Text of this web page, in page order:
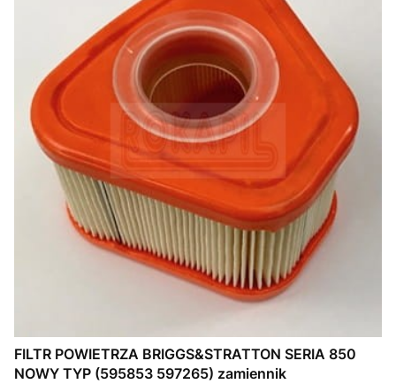
FILTR POWIETRZA BRIGGS&STRATTON SERIA 850
NOWY TYP (595853 597265) zamiennik